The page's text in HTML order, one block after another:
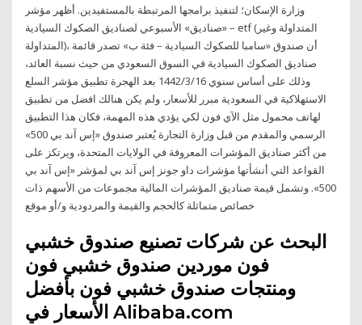
وزارة الإسكان؛ لتنفيذ برامجها المرتبطة بالمستفيدين. أظهر مؤشر
«صناديق» الأسبوعي لصناديق الصكوك السيادية – etf (المتداولة وغير
المتداولة)، أن صندوق «سامبا للصكوك السيادية – فئة ب» تصدر قائمة
صناديق الصكوك السيادية في السوق السعودي من حيث نسبة العائد،
وذلك على أساس سنوي 16‏‏/3‏‏/1442 بعد الهجرة تطبيق مؤشر السلع
الاستهلاكية في السعودية مبرر للأسعار، ولم يكن هنالك افضل من تطبيق
لهاتف محمول مثل الآي فون لكي يؤدي هذه المهمة، فكان هذا التطبيق
الرسمي والمقدم من قبل وزارة التجارة يُعتبر صندوق «إس آند بي 500»
من أكثر صناديق المؤشرات المعروفة في الولايات المتحدة، ويرتكز على
القواعد التي أنشأتها مؤشرات داو جونز إس آند بي لمؤشر «إس آند بي
500». وتشمل قيمة صناديق المؤشرات المالية مجموعات من الأسهم ذات
خصائص متماثلة كالحجم والقيمة والمردودية و/أو موقع
البحث عن شركات تصنيع صندوق خشبي
فون موردين صندوق خشبي فون
ومنتجات صندوق خشبي فون بأفضل
الأسعار في Alibaba.com